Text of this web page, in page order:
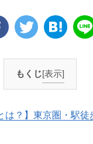
もくじ[表示]
は？】東京圏・駅